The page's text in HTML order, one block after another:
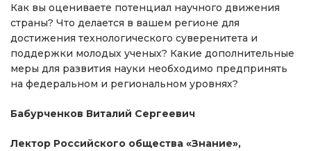
Как вы оцениваете потенциал научного движения
страны? Что делается в вашем регионе для
достижения технологического суверенитета и
поддержки молодых ученых? Какие дополнительные
меры для развития науки необходимо предпринять
на федеральном и региональном уровнях?
Бабурченков Виталий Сергеевич
Лектор Российского общества «Знание»,